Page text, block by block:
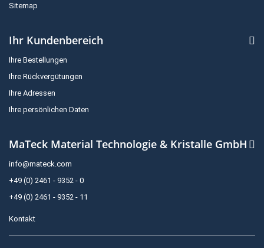
Sitemap
Ihr Kundenbereich
Ihre Bestellungen
Ihre Rückvergütungen
Ihre Adressen
Ihre persönlichen Daten
MaTeck Material Technologie & Kristalle GmbH
info@mateck.com
+49 (0) 2461 - 9352 - 0
+49 (0) 2461 - 9352 - 11
Kontakt